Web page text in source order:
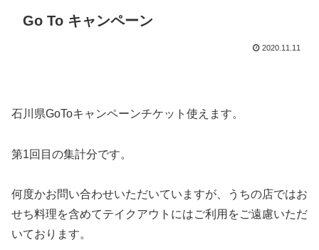
Go To キャンペーン
2020.11.11
石川県GoToキャンペーンチケット使えます。
第1回目の集計分です。
何度かお問い合わせいただいていますが、うちの店ではお
せち料理を含めてテイクアウトにはご利用をご遠慮いただ
いております。